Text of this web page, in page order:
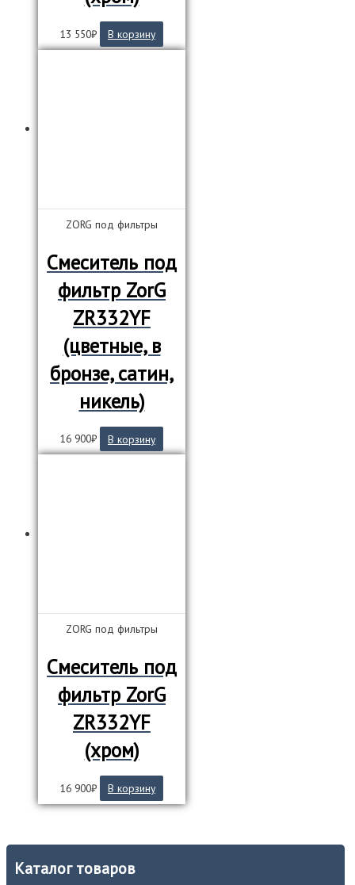
Каталог товаров
13 550₽ В корзину
ZORG под фильтры
Смеситель под
фильтр ZorG
ZR332YF
(цветные, в
бронзе, сатин,
никель)
16 900₽ В корзину
ZORG под фильтры
Смеситель под
фильтр ZorG
ZR332YF
(хром)
16 900₽ В корзину